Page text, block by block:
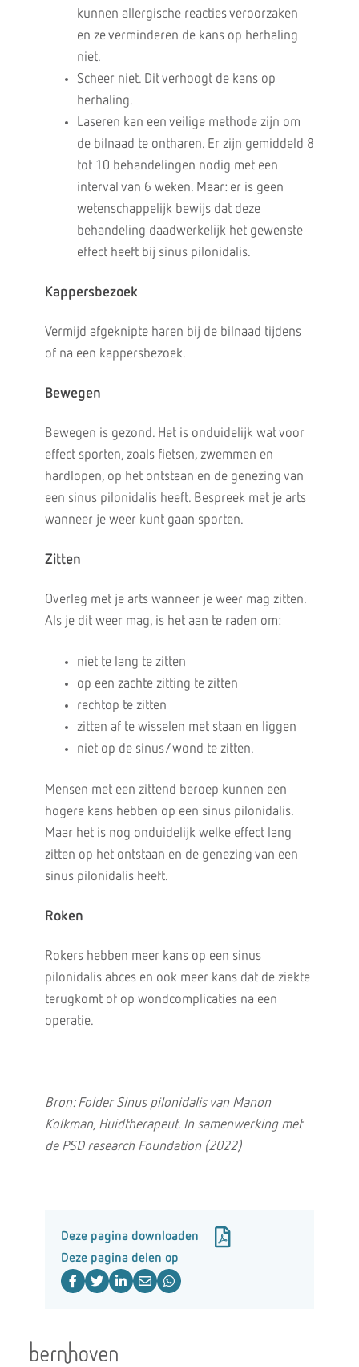
kunnen allergische reacties veroorzaken
en ze verminderen de kans op herhaling
niet.
Scheer niet. Dit verhoogt de kans op
herhaling.
Laseren kan een veilige methode zijn om
de bilnaad te ontharen. Er zijn gemiddeld 8
tot 10 behandelingen nodig met een
interval van 6 weken. Maar: er is geen
wetenschappelijk bewijs dat deze
behandeling daadwerkelijk het gewenste
effect heeft bij sinus pilonidalis.
Kappersbezoek
Vermijd afgeknipte haren bij de bilnaad tijdens
of na een kappersbezoek.
Bewegen
Bewegen is gezond. Het is onduidelijk wat voor
effect sporten, zoals fietsen, zwemmen en
hardlopen, op het ontstaan en de genezing van
een sinus pilonidalis heeft. Bespreek met je arts
wanneer je weer kunt gaan sporten.
Zitten
Overleg met je arts wanneer je weer mag zitten.
Als je dit weer mag, is het aan te raden om:
niet te lang te zitten
op een zachte zitting te zitten
rechtop te zitten
zitten af te wisselen met staan en liggen
niet op de sinus/wond te zitten.
Mensen met een zittend beroep kunnen een
hogere kans hebben op een sinus pilonidalis.
Maar het is nog onduidelijk welke effect lang
zitten op het ontstaan en de genezing van een
sinus pilonidalis heeft.
Roken
Rokers hebben meer kans op een sinus
pilonidalis abces en ook meer kans dat de ziekte
terugkomt of op wondcomplicaties na een
operatie.
Bron: Folder Sinus pilonidalis van Manon
Kolkman, Huidtherapeut. In samenwerking met
de PSD research Foundation (2022)
Deze pagina downloaden
Deze pagina delen op